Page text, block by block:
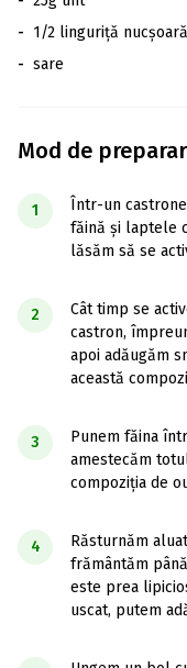
- 1/2 linguriță nucșoară
- sare
Mod de
1
Într-un
făină și laptele
lăsăm să se
2
Cât timp se
castron,
apoi adăugăm
această
3
Punem făina
amestecăm
compoziția de
4
Răsturnăm
frământăm
este prea
uscat, putem